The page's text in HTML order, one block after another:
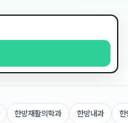
한방재활의학과 한방내과 한